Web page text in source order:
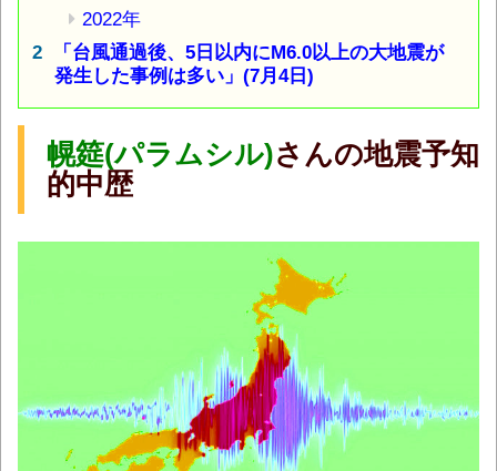
2022年
「台風通過後、5日以内にM6.0以上の大地震が
発生した事例は多い」(7月4日)
幌筵(パラムシル)さんの地震予知
的中歴